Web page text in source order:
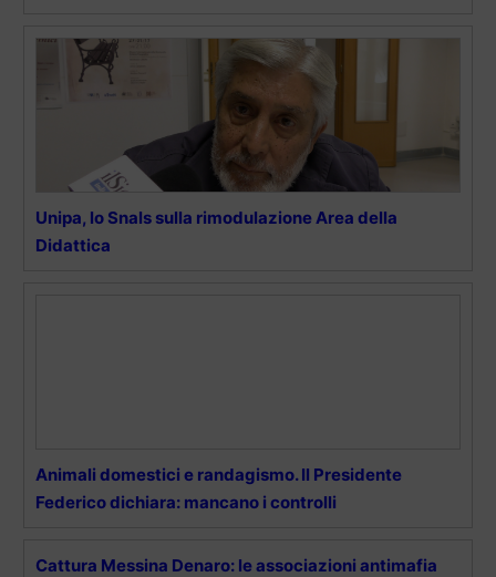
Unipa, lo Snals sulla rimodulazione Area della
Didattica
Animali domestici e randagismo. Il Presidente
Federico dichiara: mancano i controlli
Cattura Messina Denaro: le associazioni antimafia